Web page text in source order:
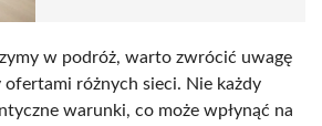
w podróż, warto zwrócić uwagę
ofertami różnych sieci. Nie każdy
warunki, co może wpłynąć na